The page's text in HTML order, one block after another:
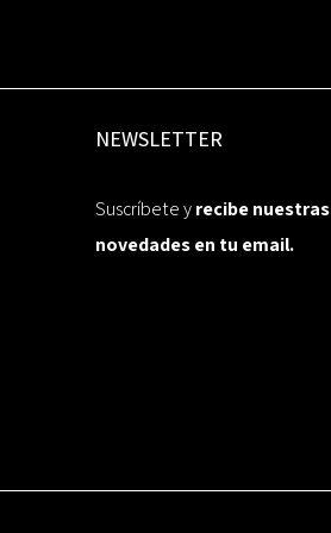
NEWSLETTER
Suscríbete yrecibe nuestras
novedades en tu email.